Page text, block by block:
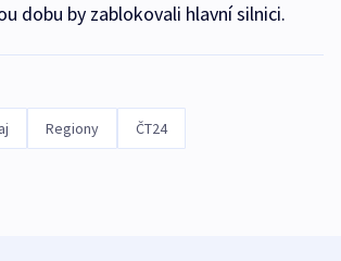
dobu by zablokovali hlavní silnici.
Regiony ČT24